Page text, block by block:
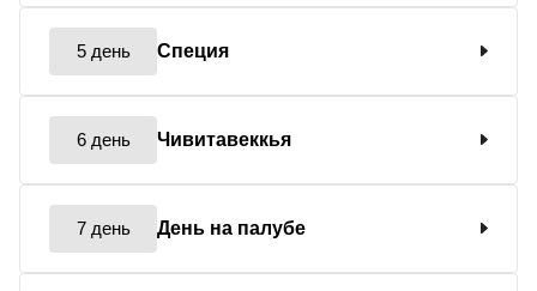
5 день Специя
6 день Чивитавеккья
7 день День на палубе